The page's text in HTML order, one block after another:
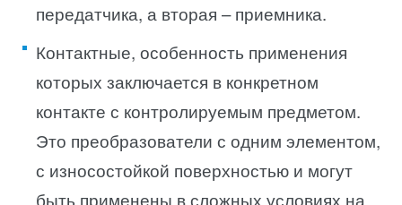
передатчика, а вторая – приемника.
Контактные, особенность применения
которых заключается в конкретном
контакте с контролируемым предметом.
Это преобразователи с одним элементом,
с износостойкой поверхностью и могут
быть применены в сложных условиях на